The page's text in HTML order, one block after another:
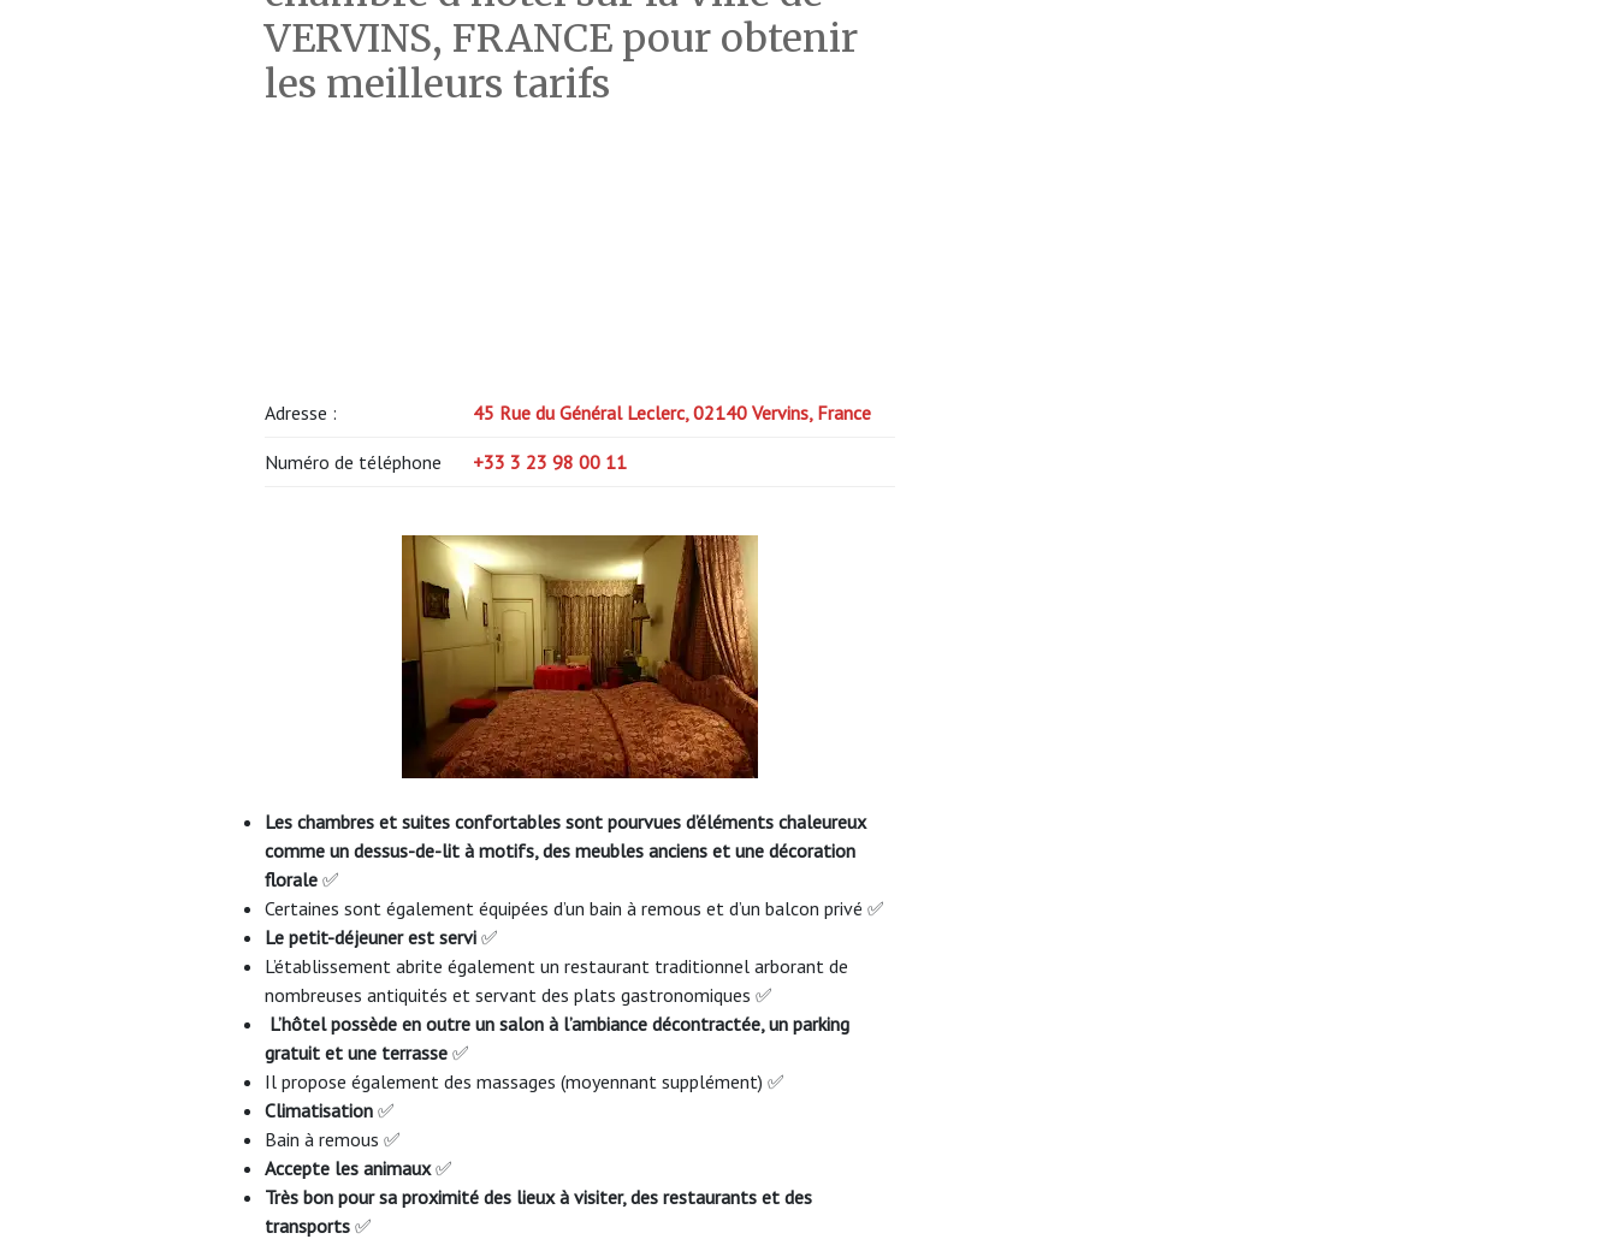
VERVINS, FRANCE pour obtenir
les meilleurs tarifs
Adresse : 45 Rue du Général Leclerc, 02140 Vervins, France
Numéro de téléphone +33 3 23 98 00 11
Les chambres et suites confortables sont pourvues d’éléments chaleureux
comme un dessus-de-lit à motifs, des meubles anciens et une décoration
florale ✅
Certaines sont également équipées d’un bain à remous et d’un balcon privé ✅
Le petit-déjeuner est servi ✅
L’établissement abrite également un restaurant traditionnel arborant de
nombreuses antiquités et servant des plats gastronomiques ✅
L’hôtel possède en outre un salon à l’ambiance décontractée, un parking
gratuit et une terrasse ✅
Il propose également des massages (moyennant supplément) ✅
Climatisation ✅
Bain à remous ✅
Accepte les animaux✅
Très bon pour sa proximité des lieux à visiter, des restaurants et des
transports ✅